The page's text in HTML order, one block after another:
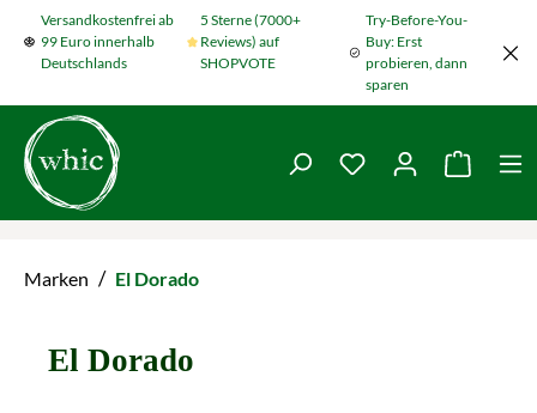
Zum Hauptinhalt springen
Versandkostenfrei ab
99 Euro innerhalb
Deutschlands
5 Sterne (7000+
Reviews) auf
SHOPVOTE
Try-Before-You-
Buy: Erst
probieren, dann
sparen
Du hast 0
Marken / El Dorado
El Dorado